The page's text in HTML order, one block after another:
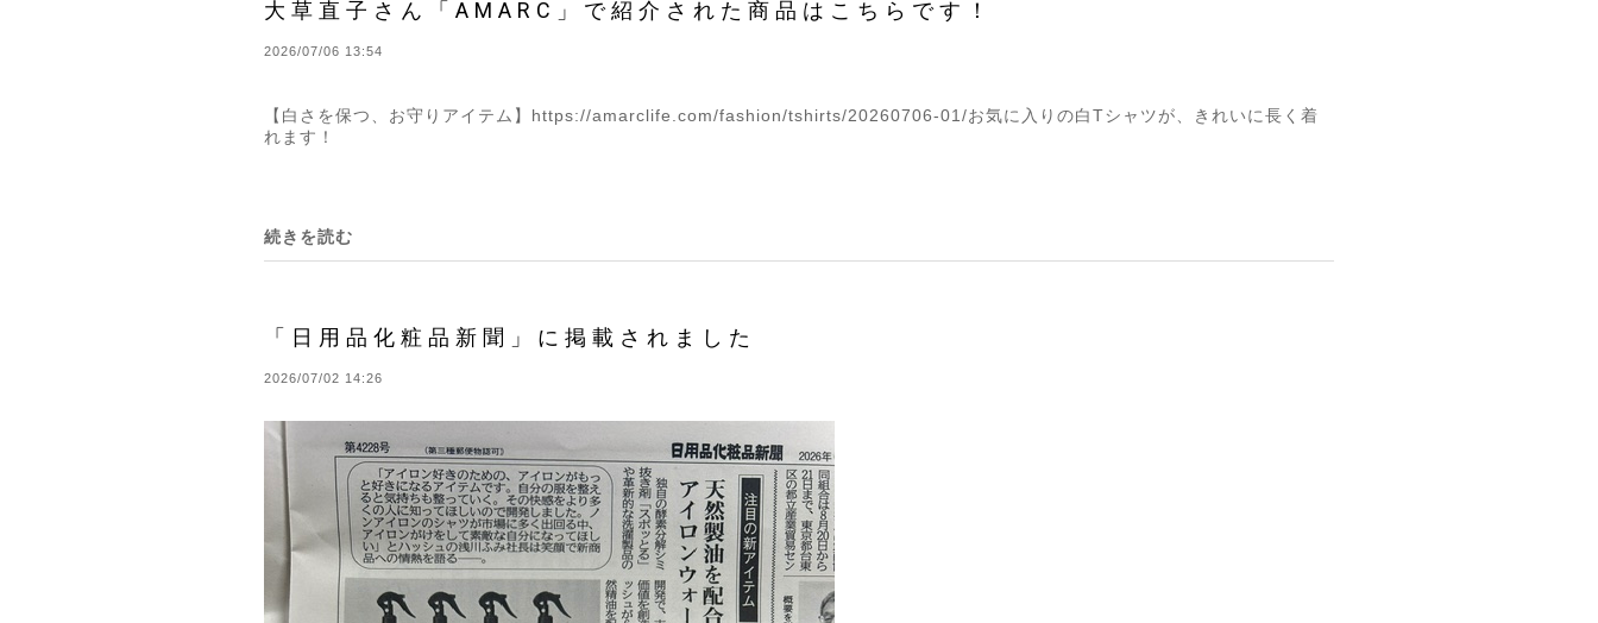
大草直子さん「AMARC」で紹介された商品はこちらです！
2026/07/06 13:54
【白さを保つ、お守りアイテム】https://amarclife.com/fashion/tshirts/20260706-01/お気に入りの白Tシャツが、きれいに長く着
れます！
続きを読む
「日用品化粧品新聞」に掲載されました
2026/07/02 14:26